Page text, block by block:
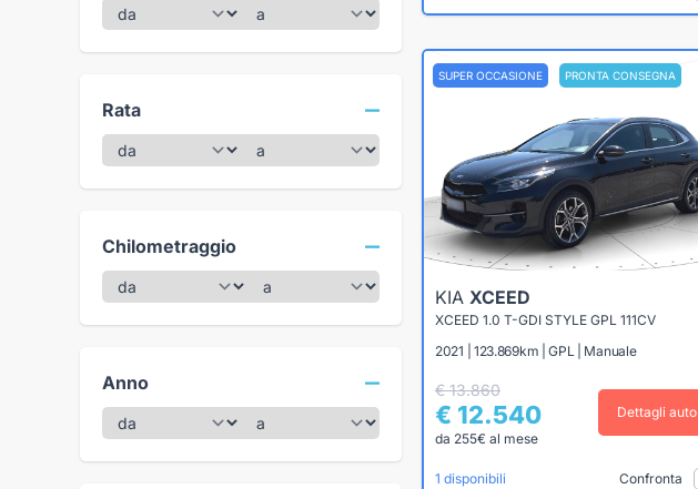
Rata
Chilometraggio
Anno
SUPER OCCASIONE PRONTA CONSEGNA
KIA XCEED
XCEED 1.0 T-GDI STYLE GPL 111CV
2021 | 123.869km | GPL | Manuale
€ 13.860
€ 12.540
da 255€ al mese
Dettagli auto
1 disponibili Confronta